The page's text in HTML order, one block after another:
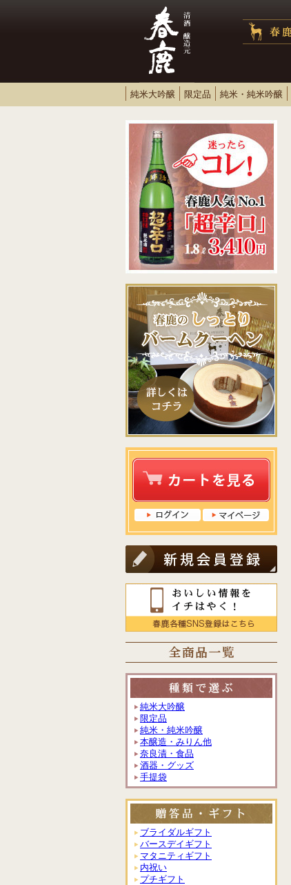
純米大吟醸 限定品 純米・純米吟醸
純米大吟醸
限定品
純米・純米吟醸
本醸造・みりん他
奈良漬・食品
酒器・グッズ
手提袋
ブライダルギフト
バースデイギフト
マタニティギフト
内祝い
プチギフト